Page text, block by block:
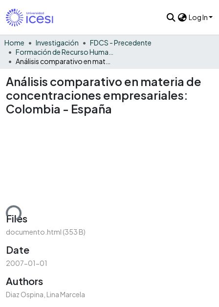
Log In
Home Investigación
FDCS - Precedente
Análisis comparativo en materia de
concentraciones empresariales:
Colombia - España
Files
documento.html (353 B)
Date
2007-01-01
Authors
Diaz Ospina, Lina Marcela